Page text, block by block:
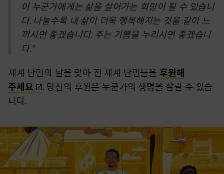
이 누군가에게는 삶을 살아가는 희망이 될 수 있습니
다. 나눌수록 내 삶이 더욱 행복해지는 것을 같이 느
끼시면 좋겠습니다. 주는 기쁨을 누리시면 좋겠습니
다."
세계 난민의 날을 맞아 전 세계 난민들을 후원해
주세요
. 당신의 후원은 누군가의 생명을 살릴 수 있습
니다.